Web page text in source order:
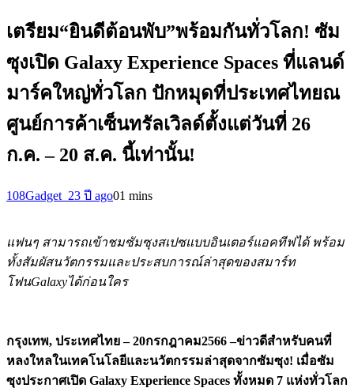
เตรียม“ยินดีต้อนพับ”พร้อมกันทั่วโลก! ซัม
ซุงเปิด Galaxy Experience Spaces ที่แลนด์
มาร์คใหญ่ทั่วโลก ปักหมุดที่ประเทศไทยณ
ศูนย์การค้าเซ็นทรัลเวิลด์ตั้งแต่วันที่ 26
ก.ค. – 20 ส.ค. นี้เท่านั้น!
108Gadget_23 ปี ago01 mins
แฟนๆ สามารถเข้าชมซัมซุงสเปซแบบอินเตอร์แอคทีฟได้ พร้อม
ทั้งสัมผัสนวัตกรรมและประสบการณ์ล่าสุดของสมาร์ท
โฟนGalaxyได้ก่อนใคร
กรุงเทพ, ประเทศไทย – 20กรกฎาคม2566–ข่าวดีสำหรับคนที่
หลงใหลในเทคโนโลยีและนวัตกรรมล่าสุดจากซัมซุง! เมื่อซัม
ซุงประกาศเปิด Galaxy Experience Spaces ทั้งหมด 7 แห่งทั่วโลก